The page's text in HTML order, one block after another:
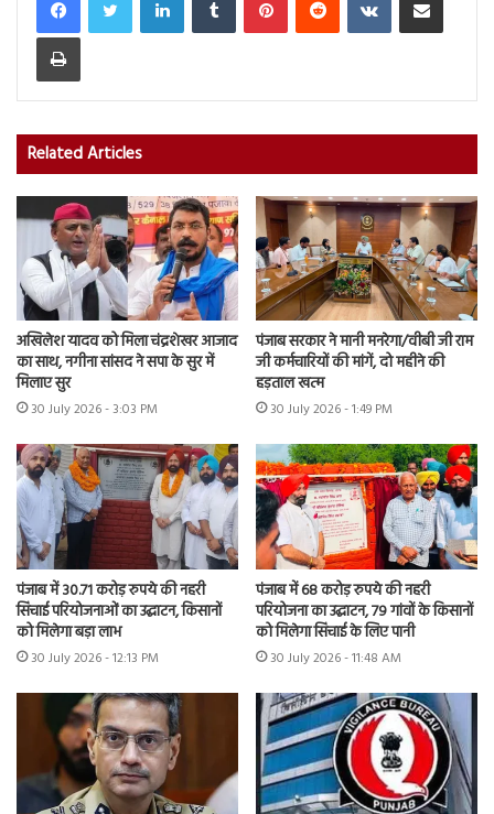
Print
Related Articles
अखिलेश यादव को मिला चंद्रशेखर आजाद
का साथ, नगीना सांसद ने सपा के सुर में
मिलाए सुर
30 July 2026 - 3:03 PM
पंजाब सरकार ने मानी मनरेगा/वीबी जी राम
जी कर्मचारियों की मांगें, दो महीने की
हड़ताल खत्म
30 July 2026 - 1:49 PM
पंजाब में 30.71 करोड़ रुपये की नहरी
सिंचाई परियोजनाओं का उद्घाटन, किसानों
को मिलेगा बड़ा लाभ
30 July 2026 - 12:13 PM
पंजाब में 68 करोड़ रुपये की नहरी
परियोजना का उद्घाटन, 79 गांवों के किसानों
को मिलेगा सिंचाई के लिए पानी
30 July 2026 - 11:48 AM